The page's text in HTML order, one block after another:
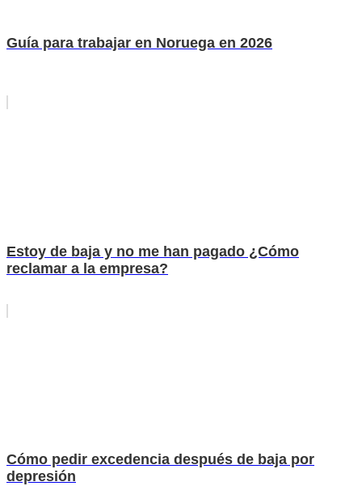
Guía para trabajar en Noruega en 2026
Estoy de baja y no me han pagado ¿Cómo
reclamar a la empresa?
Cómo pedir excedencia después de baja por
depresión